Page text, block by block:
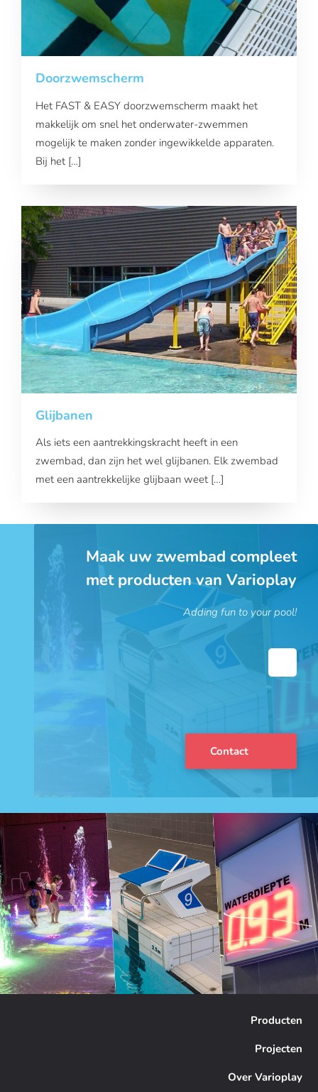
Doorzwemscherm
Het FAST & EASY doorzwemscherm maakt het
makkelijk om snel het onderwater-zwemmen
mogelijk te maken zonder ingewikkelde apparaten.
Bij het […]
Glijbanen
Als iets een aantrekkingskracht heeft in een
zwembad, dan zijn het wel glijbanen. Elk zwembad
met een aantrekkelijke glijbaan weet […]
Maak uw zwembad compleet
met producten van Varioplay
Adding fun to your pool!
Contact
Producten
Projecten
Over Varioplay